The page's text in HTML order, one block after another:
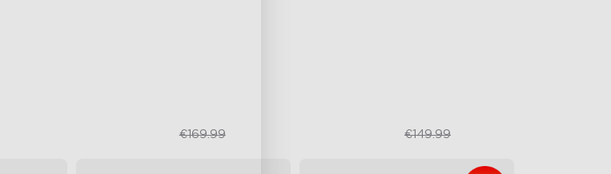
€99.99€169.99 €119.99€149.99